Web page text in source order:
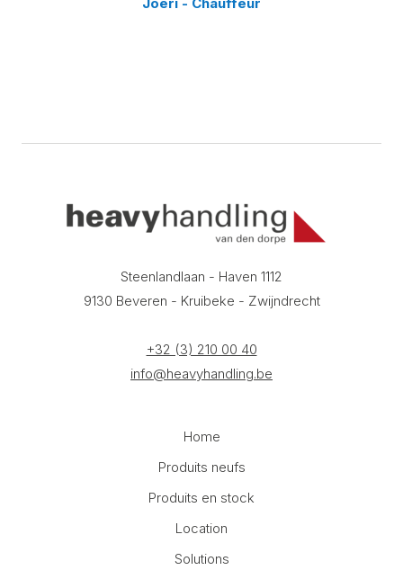
Steenlandlaan - Haven 1112
9130 Beveren - Kruibeke - Zwijndrecht
+32 (3) 210 00 40
info@heavyhandling.be
Home
Produits neufs
Produits en stock
Location
Solutions